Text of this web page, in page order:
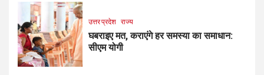
उत्तर प्रदेश राज्य
घबराइए मत, कराएंगे हर समस्या का समाधान:
सीएम योगी